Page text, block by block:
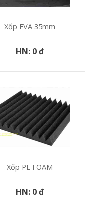
Xốp EVA 35mm
HN: 0 đ
Xốp PE FOAM
HN: 0 đ